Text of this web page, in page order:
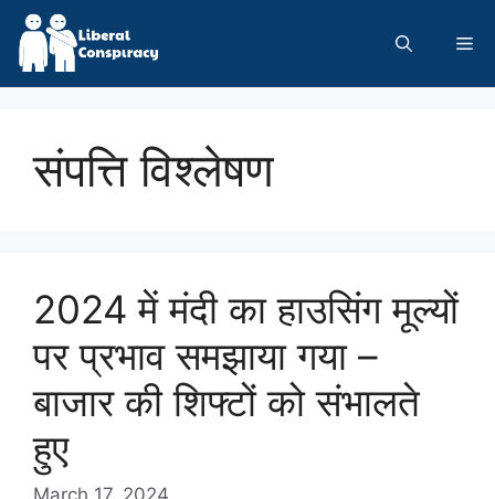
Skip
content
संपत्ति विश्लेषण
2024 में मंदी का हाउसिंग मूल्यों
पर प्रभाव समझाया गया –
बाजार की शिफ्टों को संभालते
हुए
March 17, 2024